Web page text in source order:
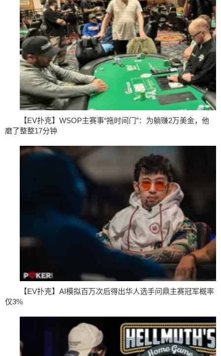
【EV扑克】WSOP主赛事“拖时间门”：为躺赚2万美金，他
磨了整整17分钟
【EV扑克】AI模拟百万次后得出华人选手问鼎主赛冠军概率
仅3%